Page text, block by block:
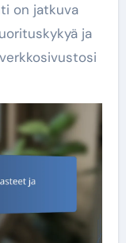
on jatkuva
ja